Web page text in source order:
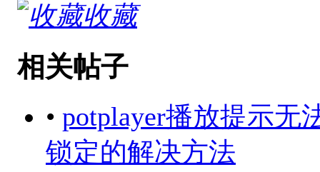
收藏
相关帖子
• potplayer播放提示无
锁定的解决方法